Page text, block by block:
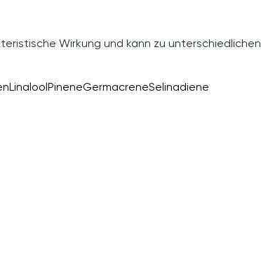
Wirkung und kann zu unterschiedlichen
LinaloolPineneGermacreneSelinadiene